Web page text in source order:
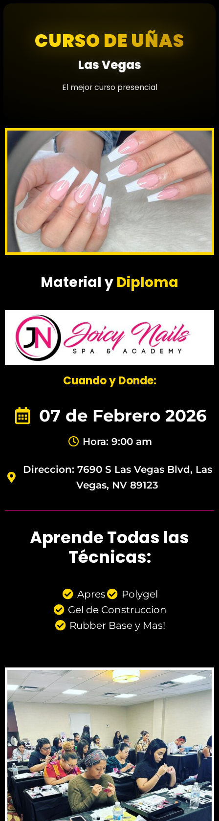
CURSO DE UÑAS
Las Vegas
El mejor curso presencial
Material y Diploma
Cuando y Donde:
07 de Febrero 2026
Hora: 9:00 am
Direccion: 7690 S Las Vegas Blvd, Las
Vegas, NV 89123
Aprende Todas las
Técnicas:
Apres
Polygel
Gel de Construccion
Rubber Base y Mas!